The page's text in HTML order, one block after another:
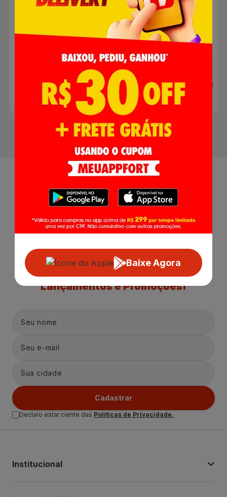
Adicionar Adicionar
Baixe Agora
Receba nossas Novidades
Lançamentos e Promoções!
Cadastrar
Declaro estar ciente das Politicas de Privacidade.
Institucional